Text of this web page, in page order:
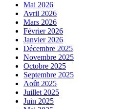
Mai 2026
Avril 2026
Mars 2026
Février 2026
Janvier 2026
Décembre 2025
Novembre 2025
Octobre 2025
Septembre 2025
Août 2025
Juillet 2025
Juin 2025